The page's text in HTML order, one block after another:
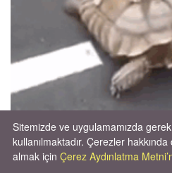
Sitemizde ve uygulamamızda
kullanılmaktadır. Çerezler hakkında
almak için Çerez Aydınlatma